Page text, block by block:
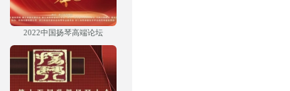
2022中国扬琴高端论坛